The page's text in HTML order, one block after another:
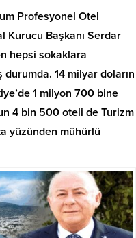
Profesyonel Otel
Kurucu Başkanı Serdar
hepsi sokaklara
14 milyar doların
1 milyon 700 bine
4 bin 500 oteli de Turizm
yüzünden mühürlü